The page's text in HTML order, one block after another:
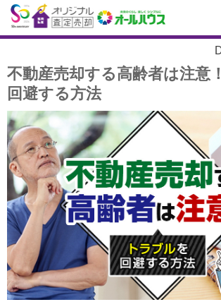
不動産売却する高齢者は注意
回避する方法